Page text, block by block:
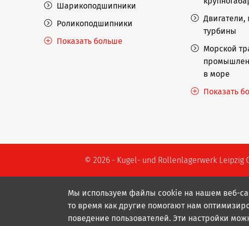
Шарикоподшипники
Роликоподшипники
Показать больше
Двигатели,
турбины
Морской
в море
Показать
© 2026 - Kugel- und Rollenlagerwerk Leipzig
Мы используем файлы cookie на нашем веб-
то время как другие помогают нам
поведение пользователей. Эти настройки